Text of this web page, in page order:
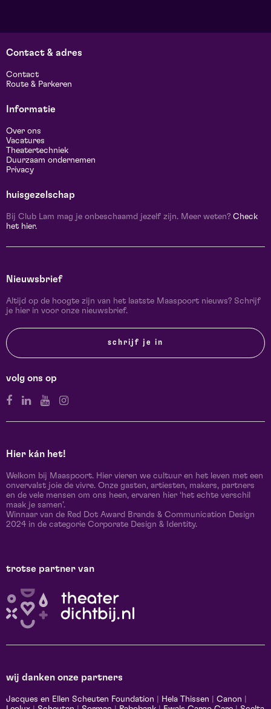
Contact & adres
Contact
Route & Parkeren
Informatie
Over ons
Vacatures
Theatertechniek
Duurzaam ondernemen
Privacy
huisgezelschap
Bij Club Lam mag je onbeschaamd jezelf zijn. Meer weten? Check
het hier.
Nieuwsbrief
Altijd op de hoogte zijn van het laatste Maaspoort nieuws? Schrijf
je hier in voor onze nieuwsbrief.
schrijf je in
volg ons op
Hier kán het!
Welkom bij Maaspoort. Hier vieren we cultuur en het leven met een
onvervalst joie de vivre. Onze gasten, artiesten, makers, partners
en de vele mensen om ons heen, ervaren hier ‘het echte verschil
maak je samen’.
Winnaar van de Red Dot Award Brands & Communication Design
2024 in de categorie Corporate Design & Identity.
trotse partner van
wij danken onze partners
Jacques en Ellen Scheuten Foundation Hela Thissen Canon